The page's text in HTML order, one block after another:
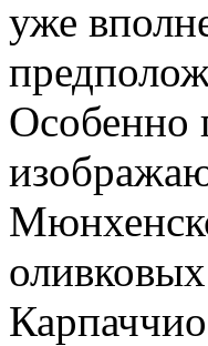
уже
Особенно